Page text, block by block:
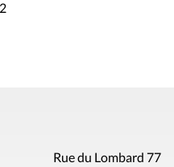
Rue du Lombard 77